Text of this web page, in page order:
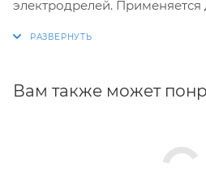
электродрелей.
Оснастка изготовлена из
патроне. Сверло имеет
покрытие, защищающее
Вам также может